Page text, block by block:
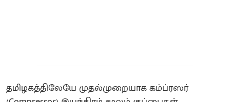
தமிழகத்திலேயே முதல்முறையாக கம்ப்ரஸர்